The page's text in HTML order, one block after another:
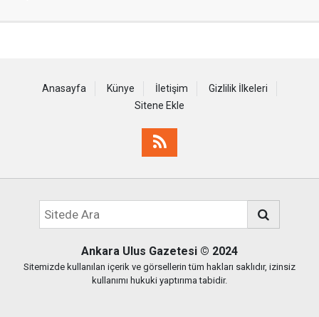
Anasayfa Künye İletişim
Gizlilik İlkeleri
Sitene Ekle
Ankara Ulus Gazetesi © 2024
Sitemizde kullanılan içerik ve görsellerin tüm hakları saklıdır, izinsiz
kullanımı hukuki yaptırıma tabidir.